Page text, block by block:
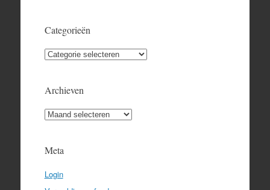
Categorieën
Categorieën
Archieven
Archieven
Meta
Login